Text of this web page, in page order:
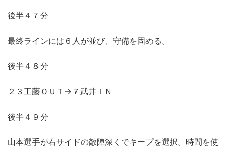
後半４７分
最終ラインには６人が並び、守備を固める。
後半４８分
２３工藤ＯＵＴ→７武井ＩＮ
後半４９分
山本選手が右サイドの敵陣深くでキープを選択。時間を使